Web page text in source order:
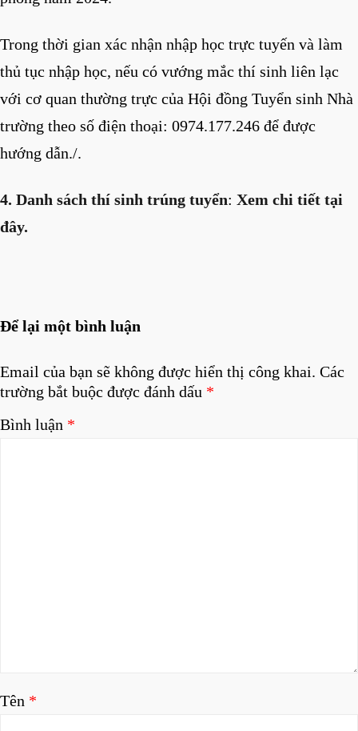
Trong thời gian xác nhận nhập học trực tuyến và làm
thủ tục nhập học, nếu có vướng mắc thí sinh liên lạc
với cơ quan thường trực của Hội đồng Tuyển sinh Nhà
trường theo số điện thoại: 0974.177.246 để được
hướng dẫn./.
4. Danh sách thí sinh trúng tuyển: Xem chi tiết tại
đây.
Để lại một bình luận
Email của bạn sẽ không được hiển thị công khai. Các
trường bắt buộc được đánh dấu *
Bình luận *
Tên *